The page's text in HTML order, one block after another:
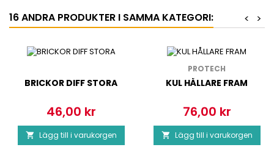
16 ANDRA PRODUKTER I SAMMA KATEGORI: >
<
BRICKOR DIFF STORA
Pris
46,00 kr
 Lägg till i varukorgen
PROTECH
KUL HÅLLARE FRAM
Pris
76,00 kr
 Lägg till i varukorgen